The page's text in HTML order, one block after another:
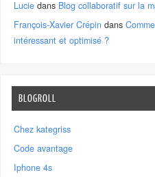
Lucie dans Blog collaboratif sur la
François-Xavier Crépin dans
intéressant et optimisé ?
BLOGROLL
Chez kategriss
Code avantage
Iphone 4s